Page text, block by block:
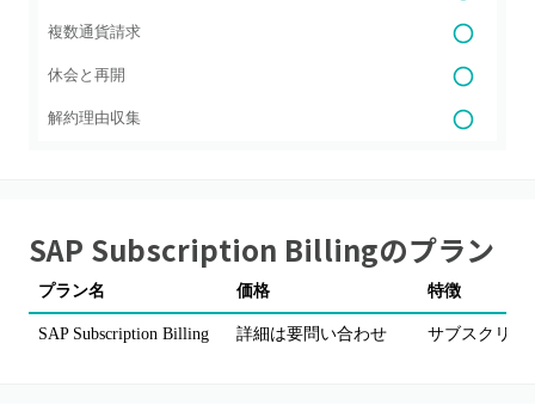
複数通貨請求
休会と再開
解約理由収集
SAP Subscription Billingのプラン
プラン名 価格 特徴
SAP Subscription Billing 詳細は要問い合わせ サブスクリプ